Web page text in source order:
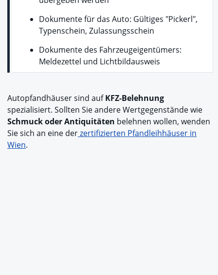
Dokumente für das Auto: Gültiges "Pickerl",
Typenschein, Zulassungsschein
Dokumente des Fahrzeugeigentümers:
Meldezettel und Lichtbildausweis
Autopfandhäuser sind aufKFZ-Belehnung
spezialisiert. Sollten Sie andere Wertgegenstände wie
Schmuck oder Antiquitäten belehnen wollen, wenden
Sie sich an eine derzertifizierten Pfandleihhäuser in
Wien.